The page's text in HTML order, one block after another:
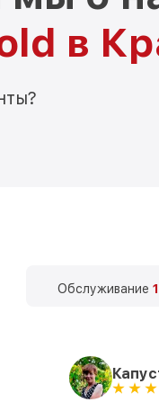
в
Обслуживание